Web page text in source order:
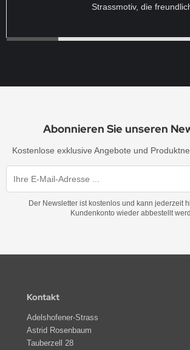
Strassmotiv, die
Abonnieren Sie unseren
Kostenlose exklusive Angebote und
Der Newsletter ist kostenlos und kann jederzeit
Kundenkonto wieder abbestellt
Kontakt
Adelshofener-Strass
Astrid Rosenbaum
Tauberzell 28